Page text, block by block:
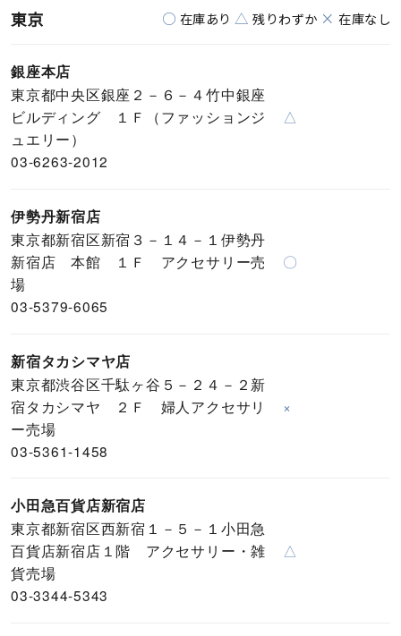
○ 在庫あり △ 残りわずか × 在庫なし
東京
銀座本店
東京都中央区銀座２－６－４竹中銀座
ビルディング １Ｆ（ファッションジ
ュエリー）
03-6263-2012
△
伊勢丹新宿店
東京都新宿区新宿３－１４－１伊勢丹
新宿店 本館 １Ｆ アクセサリー売
場
03-5379-6065
〇
新宿タカシマヤ店
東京都渋谷区千駄ヶ谷５－２４－２新
宿タカシマヤ ２Ｆ 婦人アクセサリ
ー売場
03-5361-1458
×
小田急百貨店新宿店
東京都新宿区西新宿１－５－１小田急
百貨店新宿店１階 アクセサリー・雑
貨売場
03-3344-5343
△